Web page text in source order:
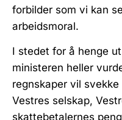
forbilder som vi kan
arbeidsmoral.
I stedet for å henge
ministeren heller
regnskaper vil
Vestres selskap,
skattebetalernes